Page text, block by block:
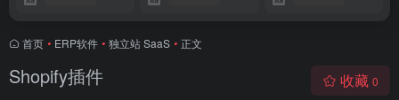
首页 • ERP软件 • 独立站 SaaS • 正文
Shopify插件 收藏 0